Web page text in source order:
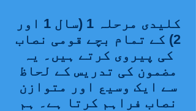
کلیدی مرحلہ 1 (سال 1 اور
2) کے تمام بچے قومی نصاب
کی پیروی کرتے ہیں۔ یہ
مضمون کی تدریس کے لحاظ
سے ایک وسیع اور متوازن
نصاب فراہم کرتا ہے۔ ہم